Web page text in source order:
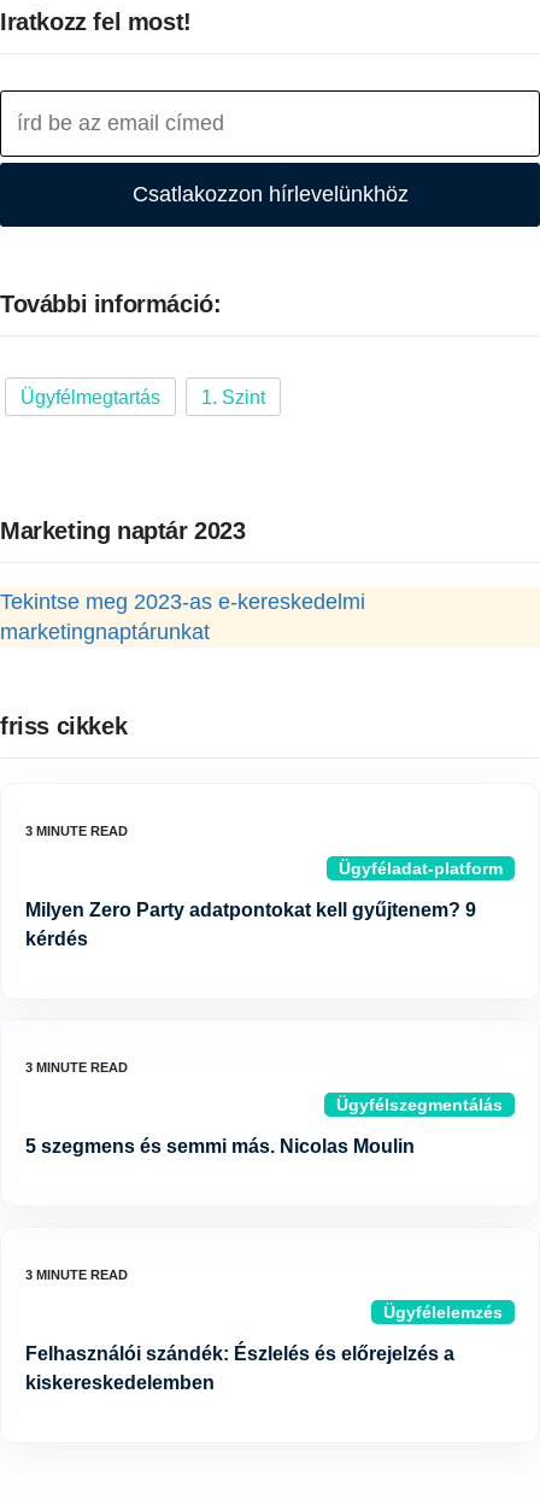
Iratkozz fel most!
Csatlakozzon hírlevelünkhöz
További információ:
Ügyfélmegtartás 1. Szint
Marketing naptár 2023
Tekintse meg 2023-as e-kereskedelmi
marketingnaptárunkat
friss cikkek
Ügyféladat-platform
Milyen Zero Party adatpontokat kell gyűjtenem? 9
kérdés
Ügyfélszegmentálás
5 szegmens és semmi más. Nicolas Moulin
Ügyfélelemzés
Felhasználói szándék: Észlelés és előrejelzés a
kiskereskedelemben